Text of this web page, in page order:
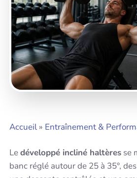
Accueil » Entraînement &
Ledéveloppé incliné haltères se
banc réglé autour de 25 à 35°,